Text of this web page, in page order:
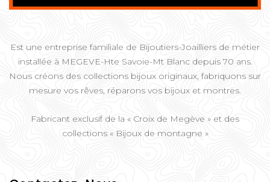
Est une entreprise familiale de Bijoutiers-Joailliers de métier
installée à MEGEVE-Hte Savoie-Mt Blanc depuis 70 ans.
Nous créons des collections bijoux originaux, fabriquons sur
mesure vos rêves, réparons vos bijoux et montres.
Fabricant exclusif de la « Croix de Megève » et des
collections « Bijoux de montagne »